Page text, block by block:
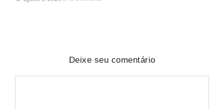
Deixe seu comentário